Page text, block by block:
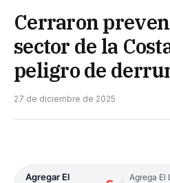
Cerraron
sector de la
peligro de
27 de diciembre de 2025
Agregar El
Agrega El